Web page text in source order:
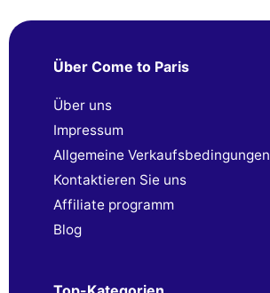
Über Come to Paris
Über uns
Impressum
Allgemeine Verkaufsbedingungen
Kontaktieren Sie uns
Affiliate programm
Blog